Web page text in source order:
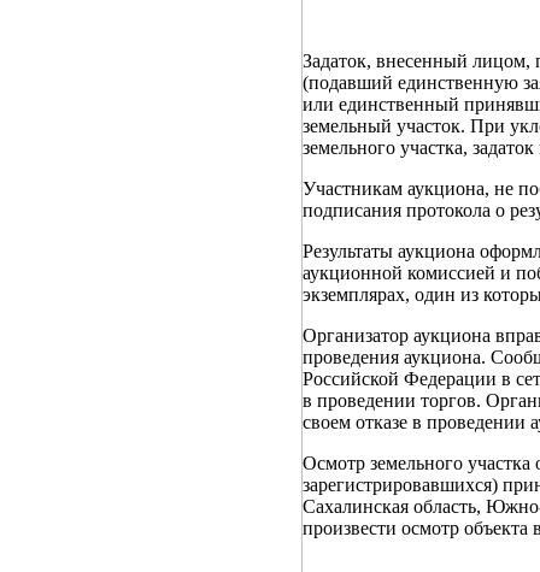
Задаток, внесенный
(подавший единственную
или единственный
земельный участок. При
земельного участка,
Участникам аукциона, не
подписания протокола о
Результаты аукциона
аукционной комиссией и
экземплярах, один из
Организатор аукциона
проведения аукциона.
Российской Федерации в
в проведении торгов.
своем отказе в проведении
Осмотр земельного
зарегистрировавшихся)
Сахалинская область,
произвести осмотр объекта